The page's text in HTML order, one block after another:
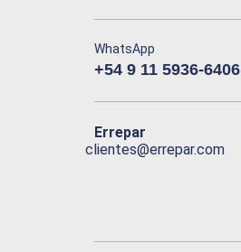
WhatsApp
+54 9 11 5936-6406
Errepar
clientes@errepar.com